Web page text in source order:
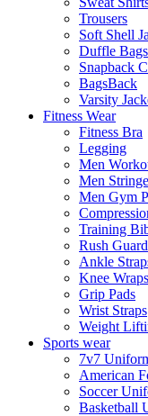
Trousers
Soft Shell
Duffle Bags
Snapback
BagsBack
Varsity
Fitness Wear
Fitness Bra
Legging
Men
Men
Men Gym
Training
Rush Guard
Ankle
Knee Wraps
Grip Pads
Wrist Straps
Weight
Sports wear
7v7
American
Soccer
Basketball